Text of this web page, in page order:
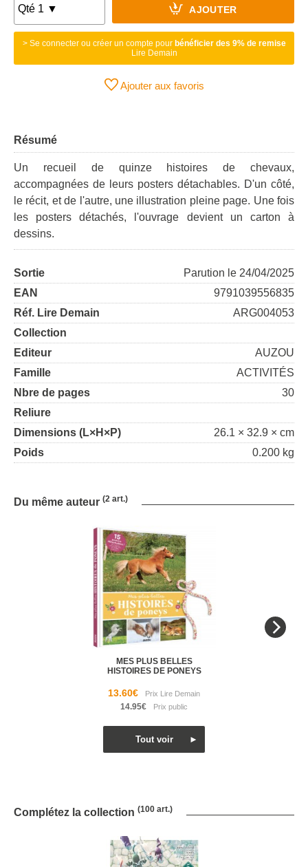
AJOUTER
> Se connecter ou créer un compte pour bénéficier des 9% de remise
Lire Demain
Ajouter aux favoris
Résumé
Un recueil de quinze histoires de chevaux,
accompagnées de leurs posters détachables. D'un côté,
le récit, et de l'autre, une illustration pleine page. Une fois
les posters détachés, l'ouvrage devient un carton à
dessins.
Sortie
Parution le 24/04/2025
EAN
9791039556835
Réf. Lire Demain
ARG004053
Collection
Editeur
AUZOU
Famille
ACTIVITÉS
Nbre de pages
30
Reliure
Dimensions (L×H×P)
26.1 × 32.9 × cm
Poids
0.200 kg
Du même auteur (2 art.)
MES PLUS BELLES
HISTOIRES DE PONEYS
13.60€
14.95€
Complétez la collection (100 art.)